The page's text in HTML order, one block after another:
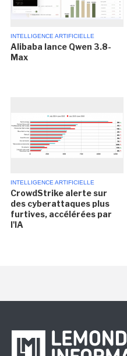
INTELLIGENCE ARTIFICIELLE
Alibaba lance Qwen 3.8-
Max
INTELLIGENCE ARTIFICIELLE
CrowdStrike alerte sur
des cyberattaques plus
furtives, accélérées par
l'IA